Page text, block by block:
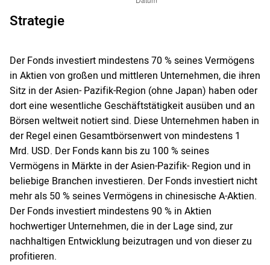
Strategie
Der Fonds investiert mindestens 70 % seines Vermögens
in Aktien von großen und mittleren Unternehmen, die ihren
Sitz in der Asien- Pazifik-Region (ohne Japan) haben oder
dort eine wesentliche Geschäftstätigkeit ausüben und an
Börsen weltweit notiert sind. Diese Unternehmen haben in
der Regel einen Gesamtbörsenwert von mindestens 1
Mrd. USD. Der Fonds kann bis zu 100 % seines
Vermögens in Märkte in der Asien-Pazifik- Region und in
beliebige Branchen investieren. Der Fonds investiert nicht
mehr als 50 % seines Vermögens in chinesische A-Aktien.
Der Fonds investiert mindestens 90 % in Aktien
hochwertiger Unternehmen, die in der Lage sind, zur
nachhaltigen Entwicklung beizutragen und von dieser zu
profitieren.